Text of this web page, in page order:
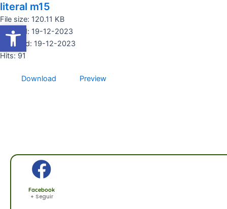
Abrir barra de herramientas
Ir
al
contenido
literal m15
File size: 120.11 KB
Created: 19-12-2023
Updated: 19-12-2023
Hits: 91
Download Preview
Facebook
+ Seguir
Abrir barra de herramientas